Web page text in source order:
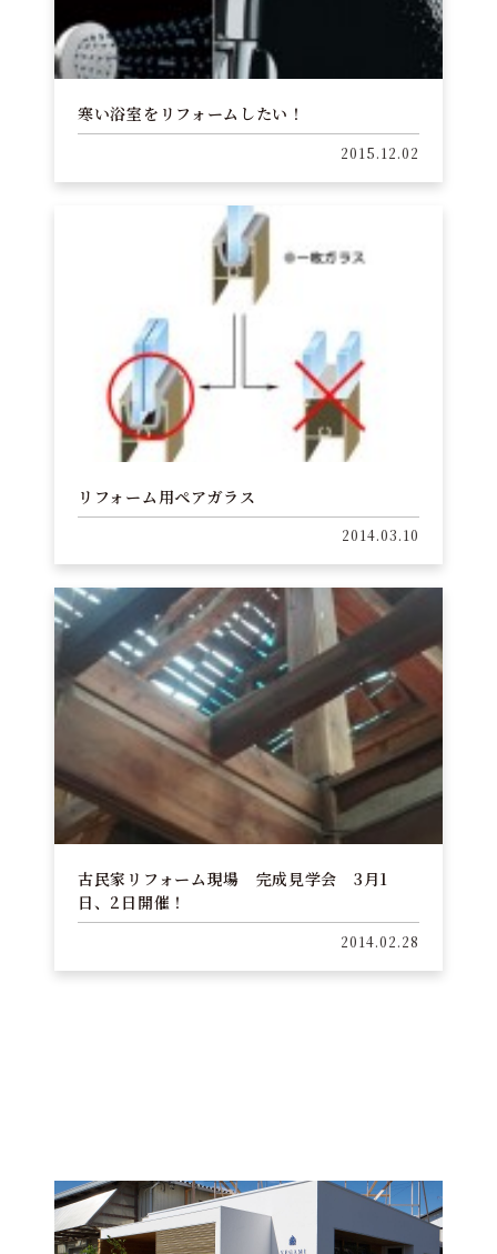
寒い浴室をリフォームしたい！
2015.12.02
リフォーム用ペアガラス
2014.03.10
古民家リフォーム現場 完成見学会 3月1
日、2日開催！
2014.02.28